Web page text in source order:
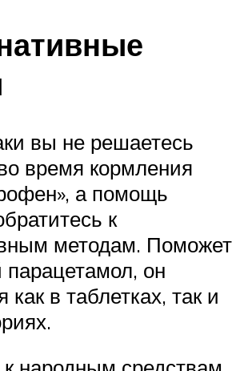
вы не решаетесь
время кормления
а помощь
к
методам. Поможет
он
как в таблетках, так и